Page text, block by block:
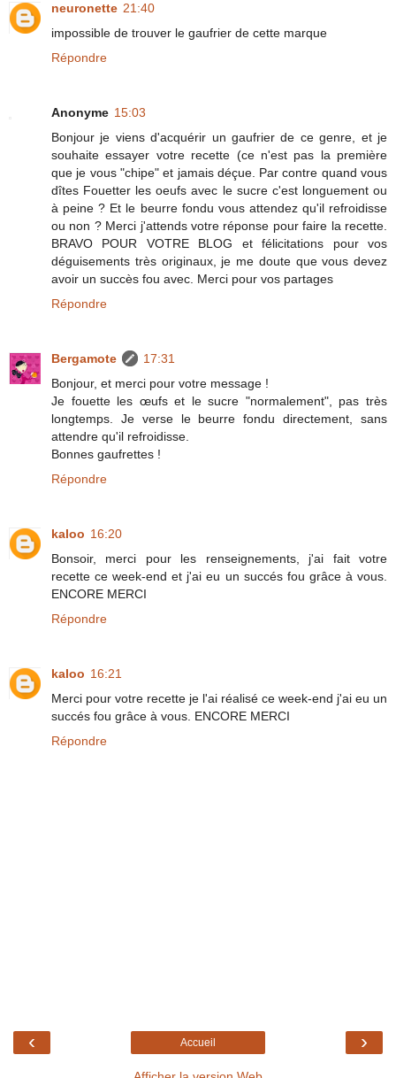
neuronette 21:40
impossible de trouver le gaufrier de cette marque
Répondre
Anonyme 15:03
Bonjour je viens d'acquérir un gaufrier de ce genre, et je
souhaite essayer votre recette (ce n'est pas la première
que je vous "chipe" et jamais déçue. Par contre quand vous
dîtes Fouetter les oeufs avec le sucre c'est longuement ou
à peine ? Et le beurre fondu vous attendez qu'il refroidisse
ou non ? Merci j'attends votre réponse pour faire la recette.
BRAVO POUR VOTRE BLOG et félicitations pour vos
déguisements très originaux, je me doute que vous devez
avoir un succès fou avec. Merci pour vos partages
Répondre
Bergamote
17:31
Bonjour, et merci pour votre message !
Je fouette les œufs et le sucre "normalement", pas très
longtemps. Je verse le beurre fondu directement, sans
attendre qu'il refroidisse.
Bonnes gaufrettes !
Répondre
kaloo 16:20
Bonsoir, merci pour les renseignements, j'ai fait votre
recette ce week-end et j'ai eu un succés fou grâce à vous.
ENCORE MERCI
Répondre
kaloo 16:21
Merci pour votre recette je l'ai réalisé ce week-end j'ai eu un
succés fou grâce à vous. ENCORE MERCI
Répondre
‹ ›
Accueil